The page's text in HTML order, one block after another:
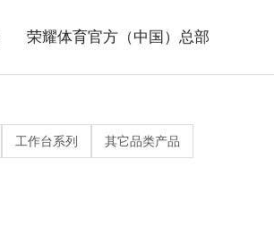
部
行业新闻 >
荣耀体育官方（中国）总部
联系方式 >
工作台系列 其它品类产品